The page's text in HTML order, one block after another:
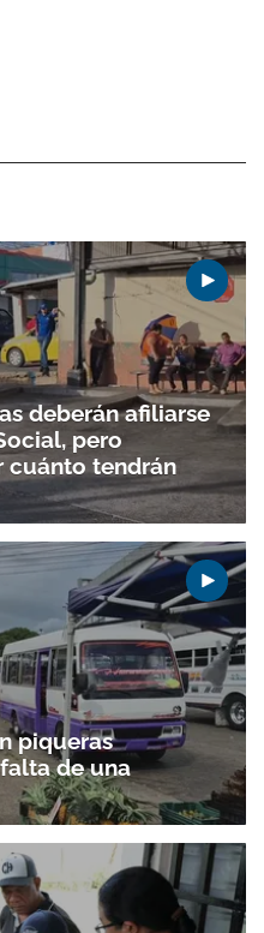
deberán afiliarse
pero
cuánto tendrán
piqueras
de una